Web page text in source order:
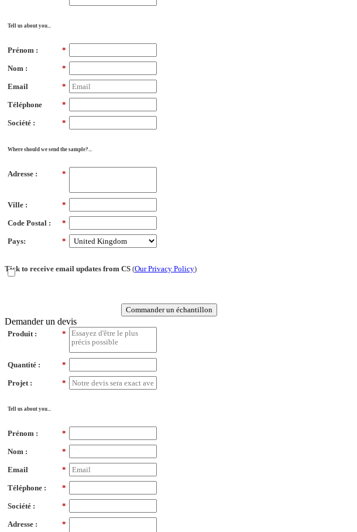
Tell us about you...
*
Prénom :
*
Nom :
*
Email
*
Téléphone
*
Société :
Where should we send the sample?...
*
Adresse :
*
Ville :
*
Code Postal :
*
Pays:
Tick to receive email updates from CS (Our Privacy Policy)
Commander un échantillon
Demander un devis
*
Produit :
*
Quantité :
*
Projet :
Tell us about you...
*
Prénom :
*
Nom :
*
Email
*
Téléphone :
*
Société :
*
Adresse :